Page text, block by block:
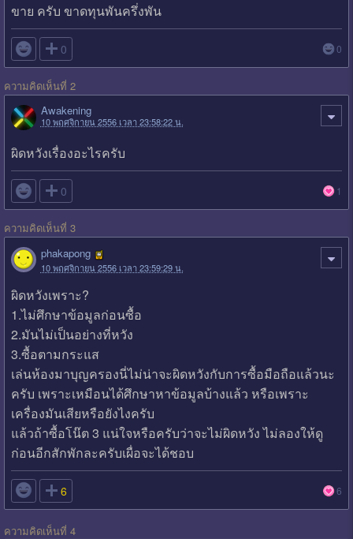
ขาย ครับ ขาดทุนพันครึ่งพัน
 0 0
ความคิดเห็นที่ 2
Awakening
10 พฤศจิกายน 2556 เวลา 23:58:22 น.
ผิดหวังเรื่องอะไรครับ
 0 1
ความคิดเห็นที่ 3
phakapong
10 พฤศจิกายน 2556 เวลา 23:59:29 น.
ผิดหวังเพราะ?
1.ไม่ศึกษาข้อมูลก่อนซื้อ
2.มันไม่เป็นอย่างที่หวัง
3.ซื้อตามกระแส
เล่นห้องมาบุญครองนี่ไม่น่าจะผิดหวังกับการซื้อมือถือแล้วนะ
ครับ เพราะเหมือนได้ศึกษาหาข้อมูลบ้างแล้ว หรือเพราะ
เครื่องมันเสียหรือยังไงครับ
แล้วถ้าซื้อโน๊ต 3 แน่ใจหรือครับว่าจะไม่ผิดหวัง ไม่ลองให้ดู
ก่อนอีกสักพักละครับเผื่อจะได้ชอบ
 6 6
ความคิดเห็นที่ 4